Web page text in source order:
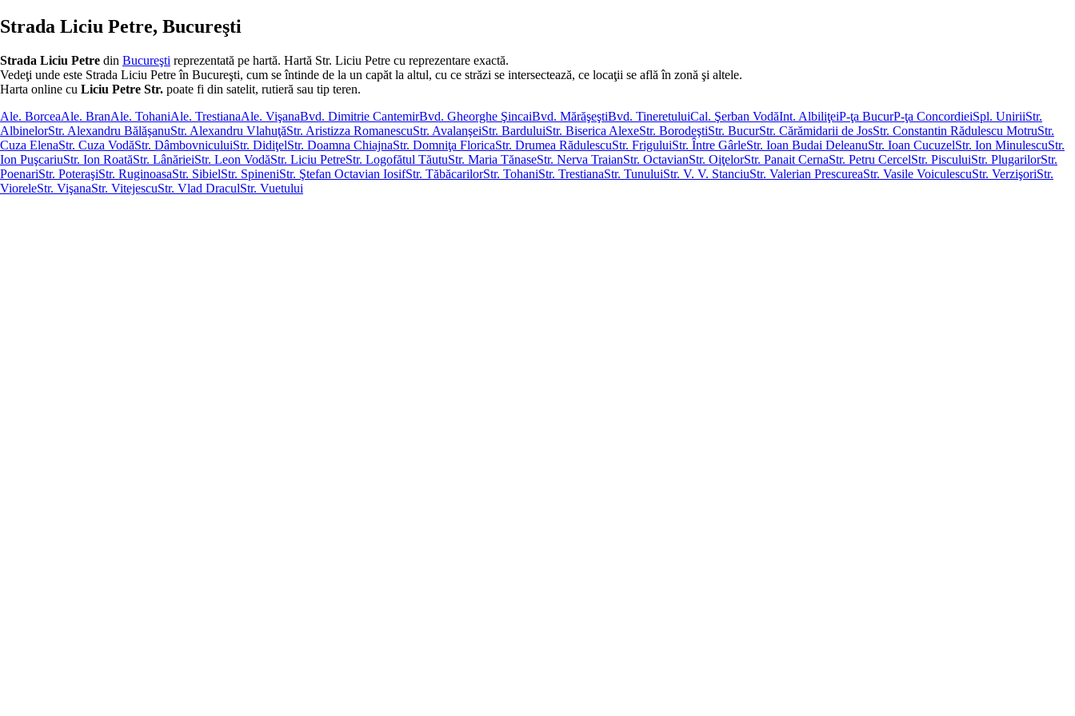
Strada Liciu Petre, Bucureşti
Strada Liciu Petre din Bucureşti reprezentată pe hartă. Hartă Str. Liciu Petre cu reprezentare exactă.
Vedeţi unde este Strada Liciu Petre în Bucureşti, cum se întinde de la un capăt la altul, cu ce străzi se intersectează, ce locaţii se află în zonă şi altele.
Harta online cu Liciu Petre Str. poate fi din satelit, rutieră sau tip teren.
Ale. BorceaAle. BranAle. TohaniAle. TrestianaAle. VişanaBvd. Dimitrie CantemirBvd. Gheorghe ŞincaiBvd. MărăşeştiBvd. TineretuluiCal. Şerban VodăInt. AlbiliţeiP-ţa BucurP-ţa ConcordieiSpl. UniriiStr.
AlbinelorStr. Alexandru BălăşanuStr. Alexandru VlahuţăStr. Aristizza RomanescuStr. AvalanşeiStr. BarduluiStr. Biserica AlexeStr. BorodeştiStr. BucurStr. Cărămidarii de JosStr. Constantin Rădulescu MotruStr.
Cuza ElenaStr. Cuza VodăStr. DâmbovniculuiStr. DidiţelStr. Doamna ChiajnaStr. Domniţa FloricaStr. Drumea RădulescuStr. FriguluiStr. Între GârleStr. Ioan Budai DeleanuStr. Ioan CucuzelStr. Ion MinulescuStr.
Ion PuşcariuStr. Ion RoatăStr. LânărieiStr. Leon VodăStr. Liciu PetreStr. Logofătul TăutuStr. Maria TănaseStr. Nerva TraianStr. OctavianStr. OiţelorStr. Panait CernaStr. Petru CercelStr. PisculuiStr. PlugarilorStr.
PoenariStr. PoteraşiStr. RuginoasaStr. SibielStr. SpineniStr. Ştefan Octavian IosifStr. TăbăcarilorStr. TohaniStr. TrestianaStr. TunuluiStr. V. V. StanciuStr. Valerian PrescureaStr. Vasile VoiculescuStr. VerzişoriStr.
VioreleStr. VişanaStr. VitejescuStr. Vlad DraculStr. Vuetului